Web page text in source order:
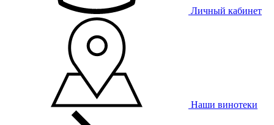
Личный кабинет
Наши винотеки